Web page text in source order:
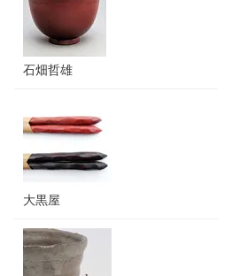
石畑哲雄
大黒屋